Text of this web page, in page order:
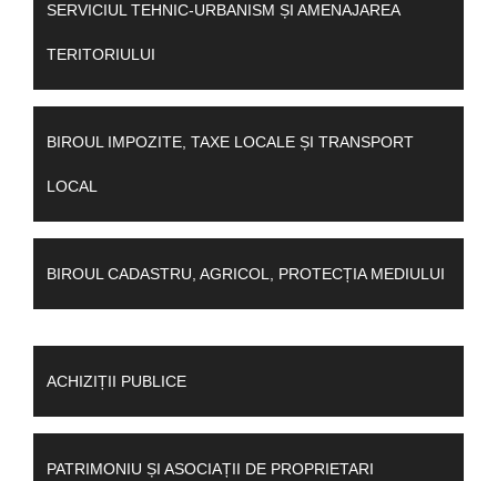
SERVICIUL TEHNIC-URBANISM ȘI AMENAJAREA
TERITORIULUI
BIROUL IMPOZITE, TAXE LOCALE ȘI TRANSPORT
LOCAL
BIROUL CADASTRU, AGRICOL, PROTECȚIA MEDIULUI
ACHIZIȚII PUBLICE
PATRIMONIU ȘI ASOCIAȚII DE PROPRIETARI